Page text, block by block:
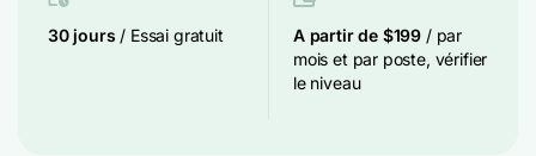
30 jours / Essai gratuit A partir de $199 / par
mois et par poste, vérifier
le niveau